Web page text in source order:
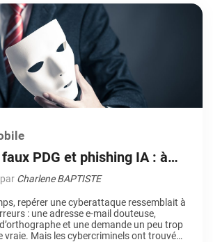
PDG et phishing IA : à
la cybermenace de
Charlene BAPTISTE
repérer une cyberattaque ressemblait à
: une adresse e-mail douteuse,
et une demande un peu trop
vraie. Mais les cybercriminels ont trouvé